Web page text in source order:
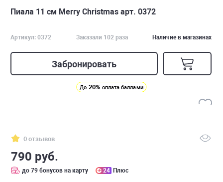
Пиала 11 см Merry Christmas арт. 0372
Артикул: 0372 Заказали 102 раза Наличие в магазинах
Забронировать
До 20% оплата баллами
0 отзывов
790 руб.
до 79 бонусов на карту 24 Плюс